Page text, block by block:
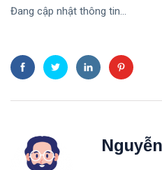
Đang cập nhật thông tin…